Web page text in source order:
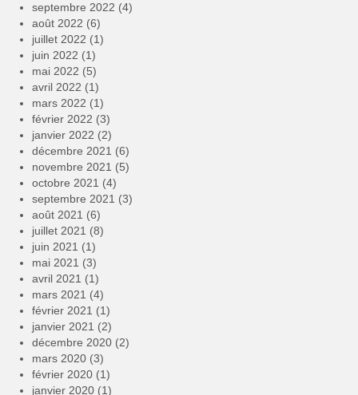
septembre 2022 (4)
août 2022 (6)
juillet 2022 (1)
juin 2022 (1)
mai 2022 (5)
avril 2022 (1)
mars 2022 (1)
février 2022 (3)
janvier 2022 (2)
décembre 2021 (6)
novembre 2021 (5)
octobre 2021 (4)
septembre 2021 (3)
août 2021 (6)
juillet 2021 (8)
juin 2021 (1)
mai 2021 (3)
avril 2021 (1)
mars 2021 (4)
février 2021 (1)
janvier 2021 (2)
décembre 2020 (2)
mars 2020 (3)
février 2020 (1)
janvier 2020 (1)